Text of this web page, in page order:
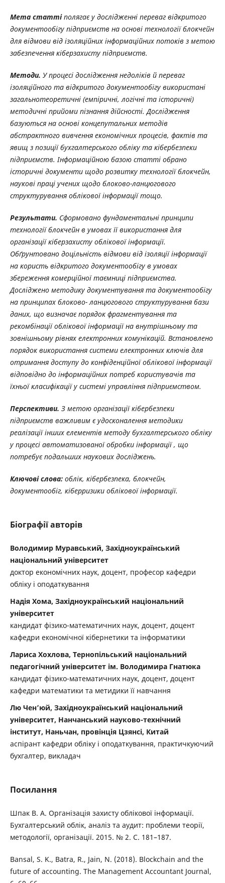
Мета статтіполягає у дослідженні переваг відкритого
документообігу підприємств на основі технології блокчейн
для відмови від ізоляційних інформаційних потоків з метою
забезпечення кіберзахисту підприємств.
Методи. У процесі дослідження недоліків й переваг
ізоляційного та відкритого документообігу використані
загальнотеоретичні (емпіричні, логічні та історичні)
методичні прийоми пізнання дійсності. Дослідження
базуються на основі концепутальних методів
абстрактного вивчення економічних процесів, фактів та
явищ з позиції бухгалтерського обліку та кібербезпеки
підприємств. Інформаційною базою статті обрано
історичні документи щодо розвитку технології блокчейн,
наукові праці учених щодо блоково-ланцюгового
структурування облікової інформації тощо.
Результати. Сформовано фундаментальні принципи
технології блокчейн в умовах її використання для
організації кіберзахисту облікової інформації.
Обґрунтовано доцільність відмови від ізоляції інформації
на користь відкритого документообігу в умовах
збереження комерційної таємниці підприємства.
Досліджено методику документування та документообігу
на принципах блоково- ланцюгового структурування бази
даних, що визначає порядок фрагментування та
рекомбінації облікової інформації на внутрішньому та
зовнішньому рівнях електронних комунікацій. Встановлено
порядок використання системи електронних ключів для
отримання доступу до конфіденційної облікової інформації
відповідно до інформаційних потреб користувачів та
їхньої класифікації у системі управління підприємством.
Перспективи. З метою організації кібербезпеки
підприємств важливим є удосконалення методики
реалізації інших елементів методу бухгалтерського обліку
у процесі автоматизованої обробки інформації , що
потребує подальших наукових досліджень.
Ключові слова: облік, кібербезпека, блокчейн,
документообіг, кіберризики облікової інформації.
Біографії авторів
Володимир Муравський, Західноукраїнський
національний університет
доктор економічних наук, доцент, професор кафедри
обліку і оподаткування
Надія Хома, Західноукраїнський національний
університет
кандидат фізико-математичних наук, доцент, доцент
кафедри економічної кібернетики та інформатики
Лариса Хохлова, Тернопільський національний
педагогічний університет ім. Володимира Гнатюка
кандидат фізико-математичних наук, доцент, доцент
кафедри математики та метидики її навчання
Лю Чен’юй, Західноукраїнський національний
університет, Нанчанський науково-технічний
інститут, Наньчан, провінція Цзянсі, Китай
аспірант кафедри обліку і оподаткування, практичкуючий
бухгалтер, викладач
Посилання
Шпак В. А. Організація захисту облікової інформації.
Бухгалтерський облік, аналіз та аудит: проблеми теорії,
методології, організації. 2015. № 2. С. 181–187.
Bansal, S. K., Batra, R., Jain, N. (2018). Blockchain and the
future of accounting. The Management Accountant Journal,